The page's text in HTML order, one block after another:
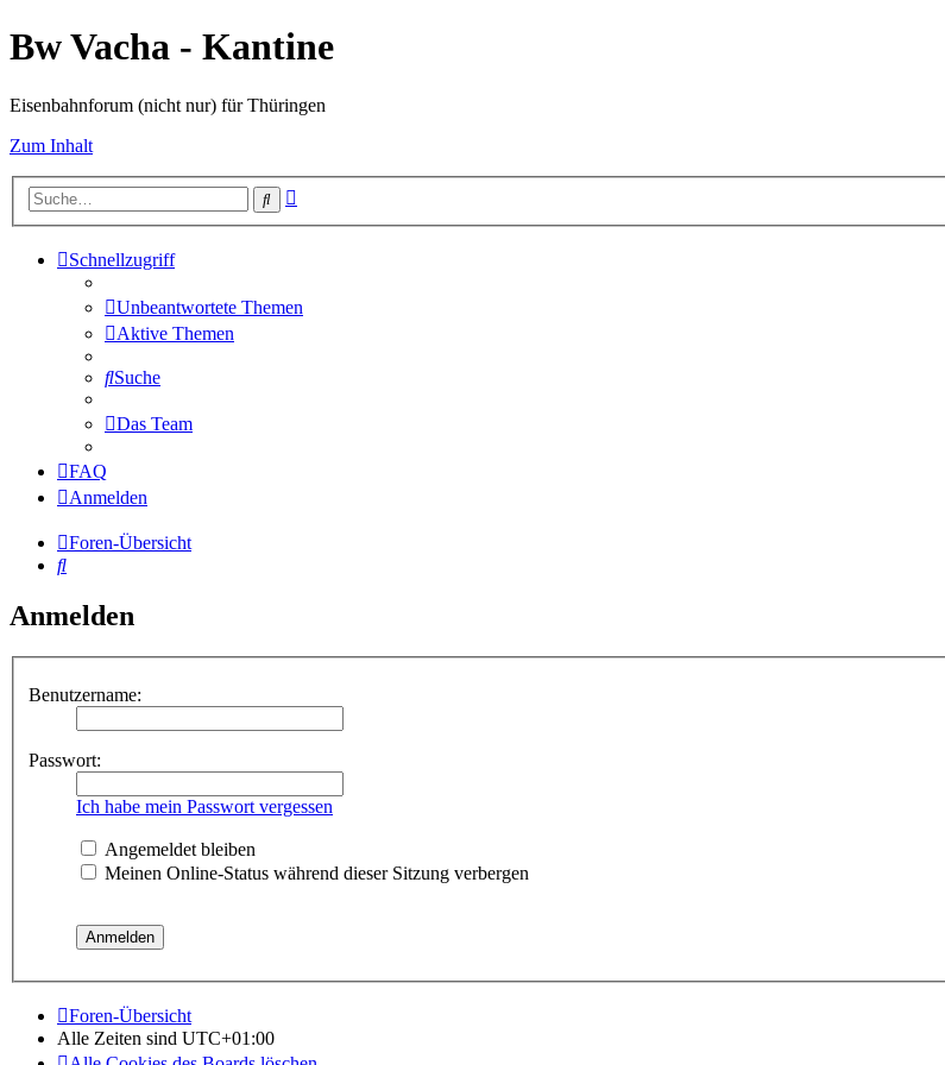
Bw Vacha - Kantine
Eisenbahnforum (nicht nur) für Thüringen
Zum Inhalt
Suche
Schnellzugriff
Unbeantwortete Themen
Aktive Themen
Suche
Das Team
FAQ
Anmelden
Foren-Übersicht
Suche
Anmelden
Benutzername:
Passwort:
Ich habe mein Passwort vergessen
Angemeldet bleiben
Meinen Online-Status während dieser Sitzung verbergen
Foren-Übersicht
Alle Zeiten sind UTC+01:00